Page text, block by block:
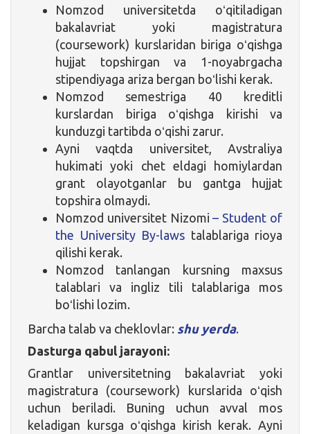
Nomzod universitetda oʻqitiladigan
bakalavriat yoki magistratura
(coursework) kurslaridan biriga oʻqishga
hujjat topshirgan va 1-noyabrgacha
stipendiyaga ariza bergan boʻlishi kerak.
Nomzod semestriga 40 kreditli
kurslardan biriga oʻqishga kirishi va
kunduzgi tartibda oʻqishi zarur.
Ayni vaqtda universitet, Avstraliya
hukimati yoki chet eldagi homiylardan
grant olayotganlar bu gantga hujjat
topshira olmaydi.
Nomzod universitet Nizomi– Student of
the University By-laws talablariga rioya
qilishi kerak.
Nomzod tanlangan kursning maxsus
talablari va ingliz tili talablariga mos
boʻlishi lozim.
Barcha talab va cheklovlar: shu yerda.
Dasturga qabul jarayoni:
Grantlar universitetning bakalavriat yoki
magistratura (coursework) kurslarida oʻqish
uchun beriladi. Buning uchun avval mos
keladigan kursga oʻqishga kirish kerak. Ayni